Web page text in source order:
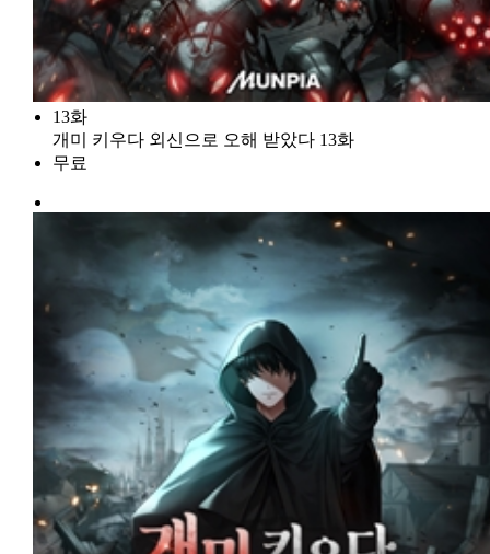
13화
개미 키우다 외신으로 오해 받았다 13화
무료